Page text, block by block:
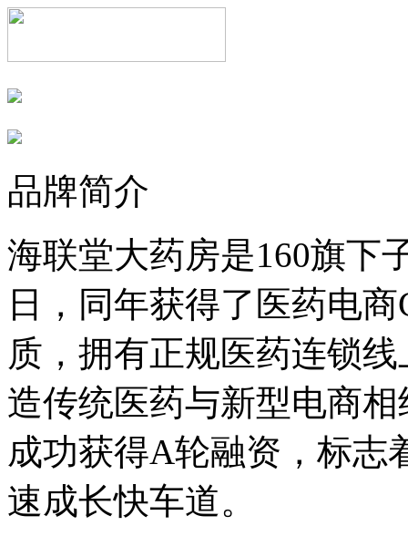
品牌简介
海联堂大药房是160旗下
日，同年获得了医药电
质，拥有正规医药连锁
造传统医药与新型电商
成功获得A轮融资，标志
速成长快车道。